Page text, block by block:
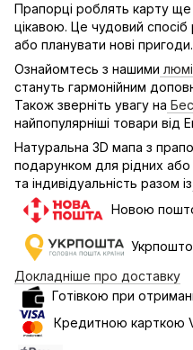
Прапорці роблять карту
цікавою. Це чудовий
або планувати нові пригоди.
Ознайомтесь з нашими
стануть гармонійним
Також зверніть увагу на
найпопулярніші товари від
Натуральна 3D мапа з
подарунком для рідних або
та індивідуальність разом із
Новою
Докладніше про доставку
Готівкою при
Кредитною карткою